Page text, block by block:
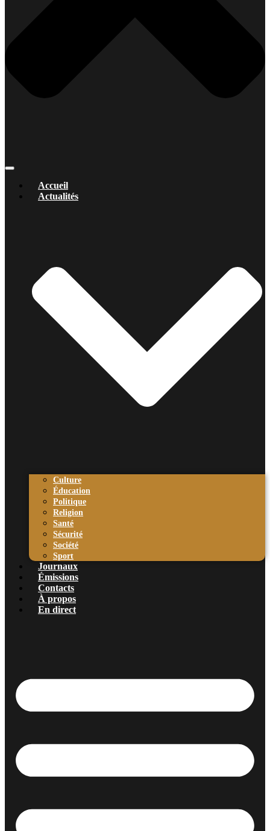
Accueil
Actualités
Culture
Éducation
Politique
Religion
Santé
Sécurité
Société
Sport
Journaux
Émissions
Contacts
À propos
En direct